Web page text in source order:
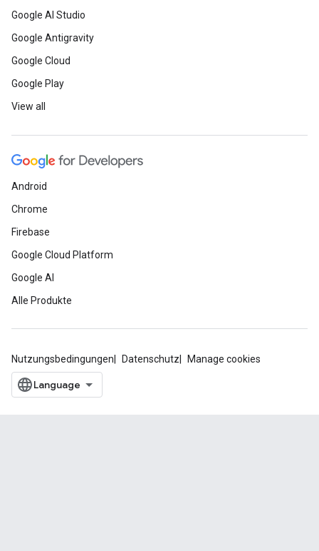
Google AI Studio
Google Antigravity
Google Cloud
Google Play
View all
Android
Chrome
Firebase
Google Cloud Platform
Google AI
Alle Produkte
Nutzungsbedingungen Datenschutz Manage cookies